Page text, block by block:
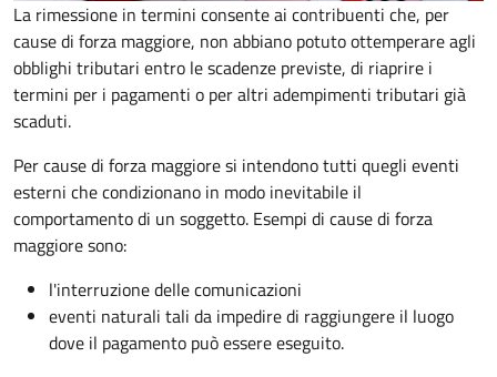
La rimessione in termini consente ai contribuenti che, per
cause di forza maggiore, non abbiano potuto ottemperare agli
obblighi tributari entro le scadenze previste, di riaprire i
termini per i pagamenti o per altri adempimenti tributari già
scaduti.
Per cause di forza maggiore si intendono tutti quegli eventi
esterni che condizionano in modo inevitabile il
comportamento di un soggetto. Esempi di cause di forza
maggiore sono:
l'interruzione delle comunicazioni
eventi naturali tali da impedire di raggiungere il luogo
dove il pagamento può essere eseguito.